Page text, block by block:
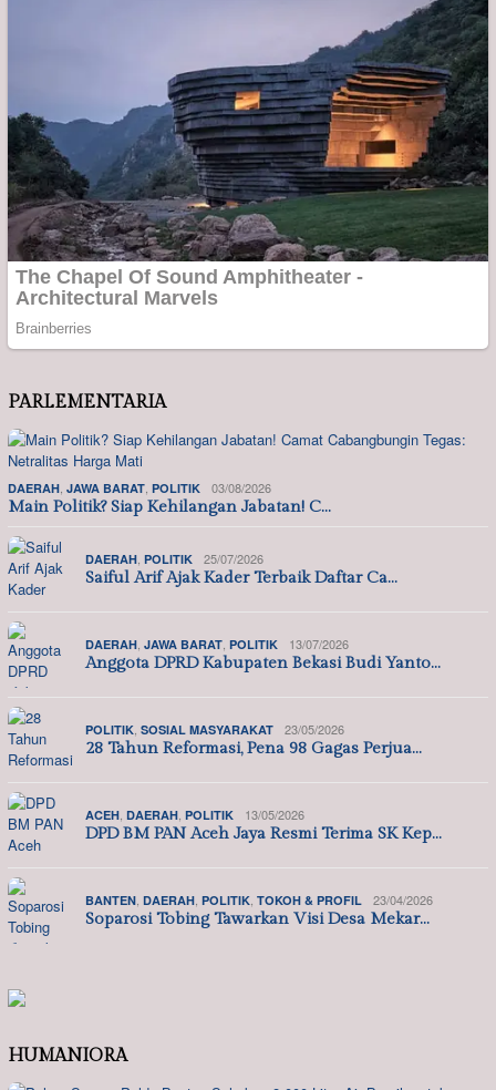
PARLEMENTARIA
DAERAH, JAWA BARAT, POLITIK 03/08/2026
Main Politik? Siap Kehilangan Jabatan! C…
DAERAH, POLITIK 25/07/2026
Saiful Arif Ajak Kader Terbaik Daftar Ca…
DAERAH, JAWA BARAT, POLITIK 13/07/2026
Anggota DPRD Kabupaten Bekasi Budi Yanto…
POLITIK, SOSIAL MASYARAKAT 23/05/2026
28 Tahun Reformasi, Pena 98 Gagas Perjua…
ACEH, DAERAH, POLITIK 13/05/2026
DPD BM PAN Aceh Jaya Resmi Terima SK Kep…
BANTEN, DAERAH, POLITIK, TOKOH & PROFIL 23/04/2026
Soparosi Tobing Tawarkan Visi Desa Mekar…
HUMANIORA